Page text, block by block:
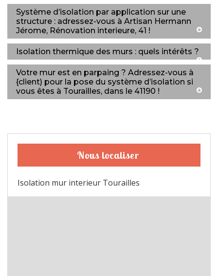
Système d’isolation par application sur une
structure : adressez-vous à Artisan Hermann
Jérome, Rénovation interieure, 41 !
Isolation thermique des murs : quels intérêts ?
Votre mur est en parpaing ? Adressez-vous à
{client) pour la pose du système d’isolation si
vous êtes à Tourailles, dans le 41190 !
Nous localiser
Isolation mur interieur Tourailles